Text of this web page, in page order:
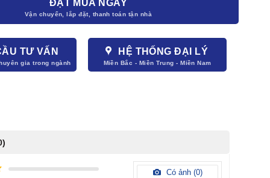
ĐẶT MUA NGAY
TƯ VẤN HỆ THỐNG ĐẠI LÝ
Có ảnh (0)